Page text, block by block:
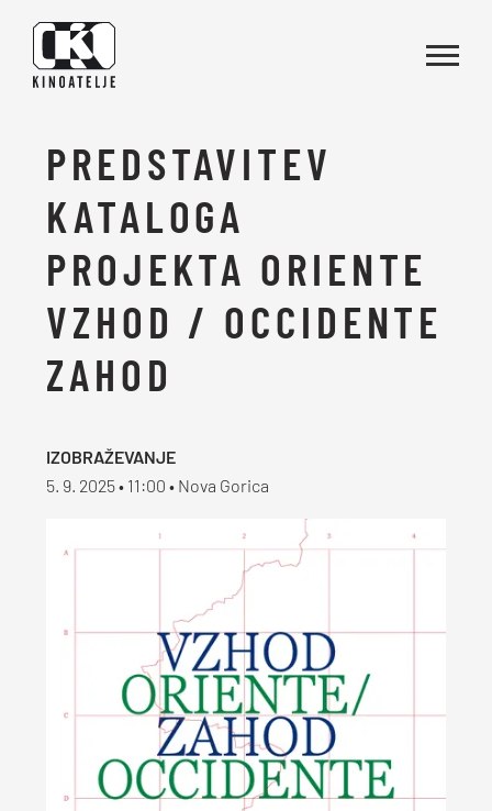
PREDSTAVITEV
KATALOGA
PROJEKTA ORIENTE
VZHOD / OCCIDENTE
ZAHOD
IZOBRAŽEVANJE
5. 9. 2025 • 11:00 • Nova Gorica